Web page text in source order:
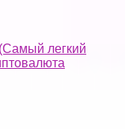
легкий